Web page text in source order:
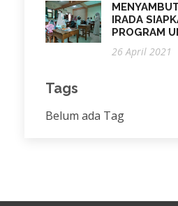
IRADA
PROGRAM
26 April 2021
Tags
Belum ada Tag